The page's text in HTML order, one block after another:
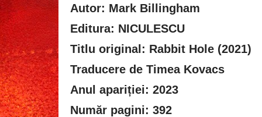
Autor: Mark Billingham
Editura: NICULESCU
Titlu original: Rabbit Hole (2021)
Traducere de Timea Kovacs
Anul apariției: 2023
Număr pagini: 392